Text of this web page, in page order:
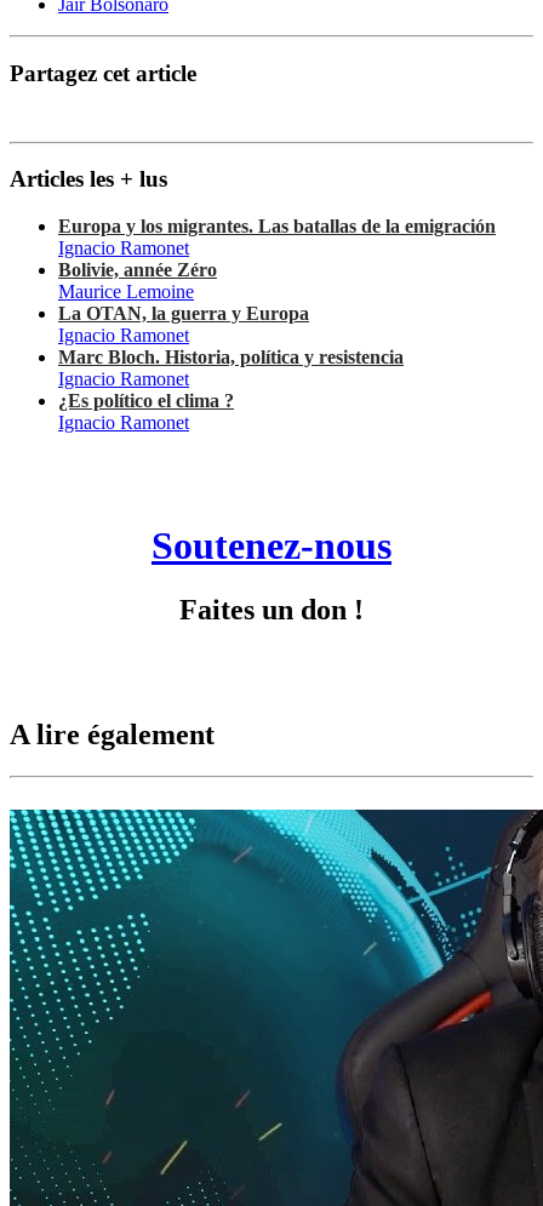
Jair Bolsonaro
Partagez cet article
Articles les + lus
Europa y los migrantes. Las batallas de la emigración
Ignacio Ramonet
Bolivie, année Zéro
Maurice Lemoine
La OTAN, la guerra y Europa
Ignacio Ramonet
Marc Bloch. Historia, política y resistencia
Ignacio Ramonet
¿Es político el clima ?
Ignacio Ramonet
Soutenez-nous
Faites un don !
A lire également